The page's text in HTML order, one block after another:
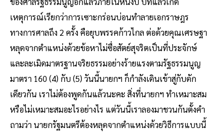
เหตุการณ์เรียกว่าการเซาะกร่อนบ่อนทําลายเอกราษฎร
ทางการศาลถึง 2 ครั้ง คือยุบพรรคก้าวไกล ต่อด้วยคุณเศรษฐา
หลุดจากตําแหน่งด้วยข้อหาไม่ซื่อสัตย์สุจริตเป็นที่ประจักษ์
และละเมิดมาตรฐานจริยธรรมอย่างร้ายแรงตามรัฐธรรมนูญ
มาตรา 160 (4) กับ (5) วันนี้นายกฯ ก็กําลังเดินเข้าสู่กับดัก
เดียวกัน เราไม่ต้องพูดกันแล้วนะคะ สิ่งที่นายกฯ ทําเหมาะสม
หรือไม่เหมาะสมอะไรอย่างไร แต่วันนี้เราลองมาชวนกันตั้งคํา
ถามว่า นายกรัฐมนตรีต้องหลุดจากตําแหน่งด้วยวิธีการแบบนี้